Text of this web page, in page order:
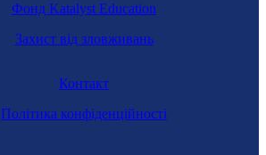
Контакт
Політика конфіденційності
Фонд Katalyst Education
Захист від зловживань